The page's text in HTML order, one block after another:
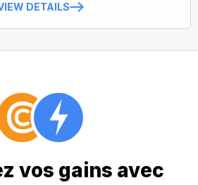
DETAILS
vos gains avec